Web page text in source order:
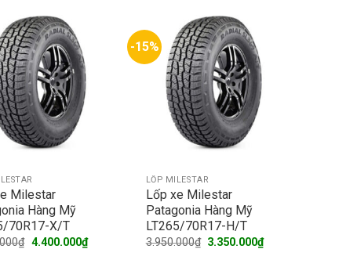
Milestar
Hàng Mỹ
70R17-X/T
₫ Original
4.400.000₫Current
price
-15%
LỐP MILESTAR
Lốp xe Milestar
Patagonia Hàng Mỹ
LT265/70R17-H/T
3.950.000₫ Original
3.350.000₫Current
price